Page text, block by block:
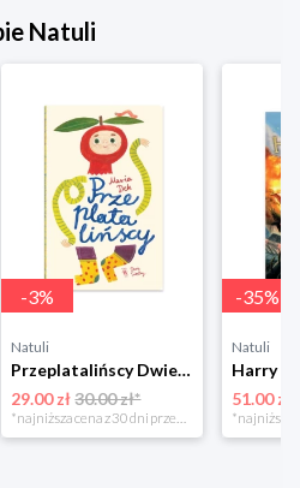
Natuli
-3%
Natuli
Przeplatalińscy Dwie siostry
29.00 zł 30.00 zł*
*najniższa cena z 30 dni przed obniżką
-35%
Natuli
51.00 zł